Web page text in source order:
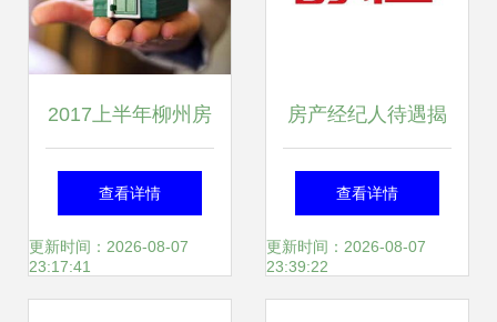
2017上半年柳州房
地产经纪机构检查
4家中介被点名通
查看详情
更新时间：2026-08-07
23:17:41
房产经纪人待遇揭
秘 看准网数据背后
的行业真相
查看详情
更新时间：2026-08-07
23:39:22